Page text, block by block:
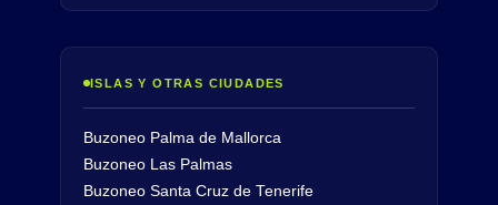
ISLAS Y OTRAS CIUDADES
Buzoneo Palma de Mallorca
Buzoneo Las Palmas
Buzoneo Santa Cruz de Tenerife